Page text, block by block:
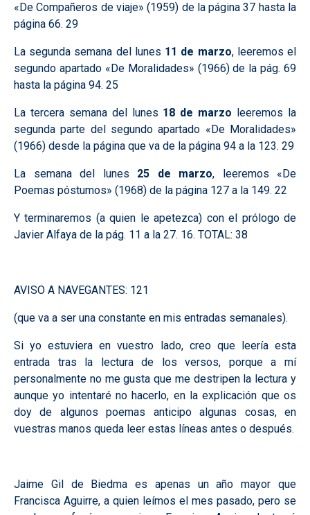
«De Compañeros de viaje» (1959) de la página 37 hasta la
página 66. 29
La segunda semana del lunes 11 de marzo, leeremos el
segundo apartado «De Moralidades» (1966) de la pág. 69
hasta la página 94. 25
La tercera semana del lunes 18 de marzo
leeremos la
segunda parte del segundo apartado «De Moralidades»
(1966) desde la página que va de la página 94 a la 123. 29
La semana del lunes 25 de marzo, leeremos «De
Poemas póstumos» (1968) de la página 127 a la 149. 22
Y terminaremos (a quien le apetezca) con el prólogo de
Javier Alfaya de la pág. 11 a la 27. 16. TOTAL: 38
AVISO A NAVEGANTES: 121
(que va a ser una constante en mis entradas semanales).
Si yo estuviera en vuestro lado, creo que leería esta
entrada tras la lectura de los versos, porque a mí
personalmente no me gusta que me destripen la lectura y
aunque yo intentaré no hacerlo, en la explicación que os
doy de algunos poemas anticipo algunas cosas, en
vuestras manos queda leer estas líneas antes o después.
Jaime Gil de Biedma es apenas un año mayor que
Francisca Aguirre, a quien leímos el mes pasado, pero se